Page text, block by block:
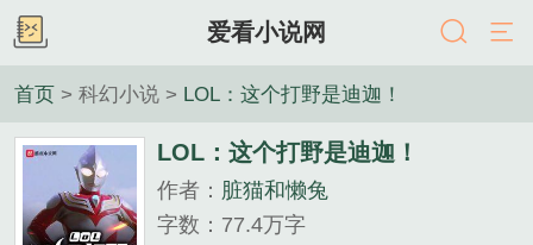
爱看小说网
首页 > 科幻小说 > LOL：这个打野是迪迦！
LOL：这个打野是迪迦！
作者： 脏猫和懒兔
字数：77.4万字